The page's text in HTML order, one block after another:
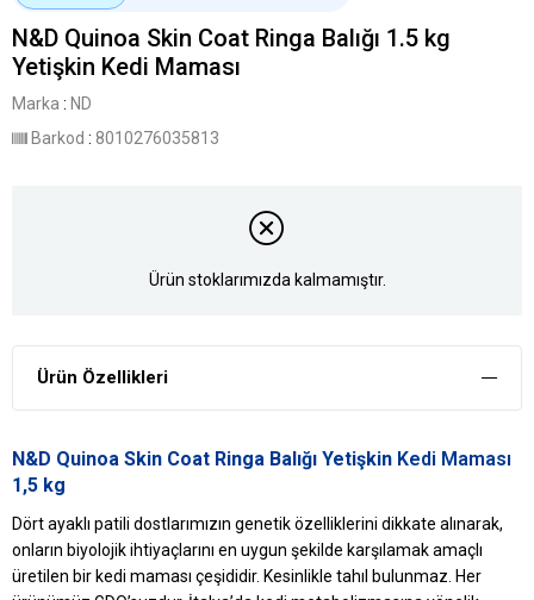
N&D Quinoa Skin Coat Ringa Balığı 1.5 kg
Yetişkin Kedi Maması
Marka : ND
Barkod : 8010276035813
Ürün stoklarımızda kalmamıştır.
Ürün Özellikleri
N&D Quinoa Skin Coat Ringa Balığı Yetişkin Kedi Maması
1,5 kg
Dört ayaklı patili dostlarımızın genetik özelliklerini dikkate alınarak,
onların biyolojik ihtiyaçlarını en uygun şekilde karşılamak amaçlı
üretilen bir kedi maması çeşididir. Kesinlikle tahıl bulunmaz. Her